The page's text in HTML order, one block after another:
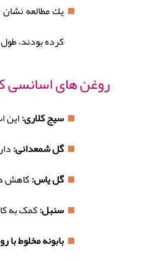
يك مطالعه
كرده بودند،
روغن های اسانسی
سیج کلاری:این
گل شمعدانی:
گل یاس:كاهش
سنبل:کمک به
بابونه مخلوط با